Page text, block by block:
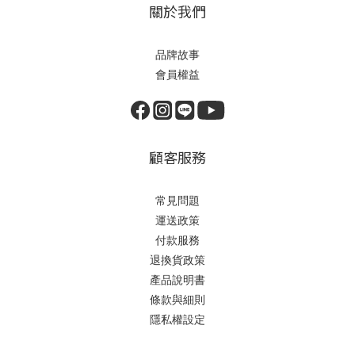
關於我們
品牌故事
會員權益
顧客服務
常見問題
運送政策
付款服務
退換貨政策
產品說明書
條款與細則
隱私權設定